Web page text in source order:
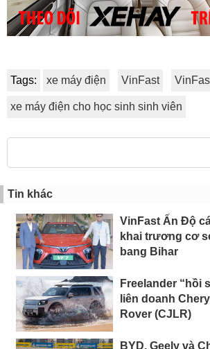
Tags: xe máy điện VinFast
xe máy điện cho học sinh sinh viên
Tin khác
VinFast Ấn Độ
khai trương cơ
bang Bihar
Freelander “hồi
liên doanh
Rover (CJLR)
BYD, Geely và